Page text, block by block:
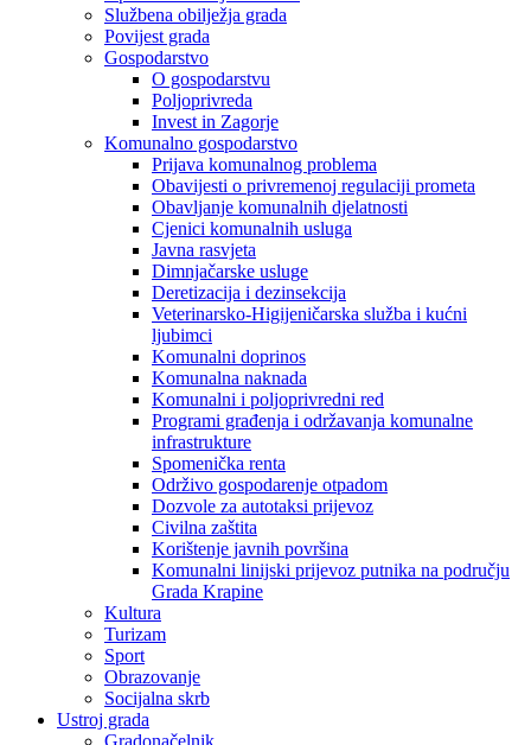
Službena obilježja grada
Povijest grada
Gospodarstvo
O gospodarstvu
Poljoprivreda
Invest in Zagorje
Komunalno gospodarstvo
Prijava komunalnog problema
Obavijesti o privremenoj regulaciji prometa
Obavljanje komunalnih djelatnosti
Cjenici komunalnih usluga
Javna rasvjeta
Dimnjačarske usluge
Deretizacija i dezinsekcija
Veterinarsko-Higijeničarska služba i kućni
ljubimci
Komunalni doprinos
Komunalna naknada
Komunalni i poljoprivredni red
Programi građenja i održavanja komunalne
infrastrukture
Spomenička renta
Održivo gospodarenje otpadom
Dozvole za autotaksi prijevoz
Civilna zaštita
Korištenje javnih površina
Komunalni linijski prijevoz putnika na području
Grada Krapine
Kultura
Turizam
Sport
Obrazovanje
Socijalna skrb
Ustroj grada
Gradonačelnik